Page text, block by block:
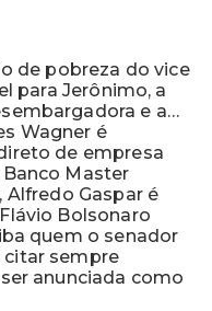
de pobreza do vice
para Jerônimo, a
e a
baiano
Wagner é
de empresa
Master
Alfredo Gaspar é
Bolsonaro
quem o senador
citar sempre
anunciada como